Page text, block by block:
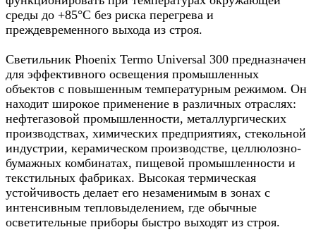
среды до +85°C без риска перегрева и
преждевременного выхода из строя.
Светильник Phoenix Termo Universal 300 предназначен
для эффективного освещения промышленных
объектов с повышенным температурным режимом. Он
находит широкое применение в различных отраслях:
нефтегазовой промышленности, металлургических
производствах, химических предприятиях, стекольной
индустрии, керамическом производстве, целлюлозно-
бумажных комбинатах, пищевой промышленности и
текстильных фабриках. Высокая термическая
устойчивость делает его незаменимым в зонах с
интенсивным тепловыделением, где обычные
осветительные приборы быстро выходят из строя.